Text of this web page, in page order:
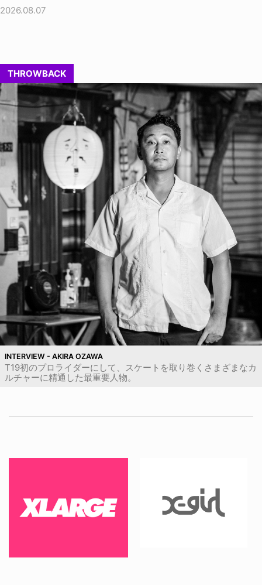
2026.08.07
THROWBACK
INTERVIEW - AKIRA OZAWA
T19初のプロライダーにして、スケートを取り巻くさまざまなカ
ルチャーに精通した最重要人物。